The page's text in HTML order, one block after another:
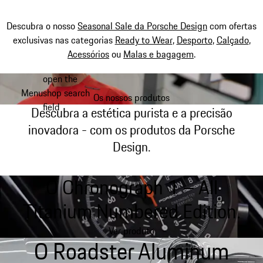
Descubra o nossoSeasonal Sale da Porsche Designcom ofertas
exclusivas nas categorias Ready to Wear, Desporto,Calçado,
Acessóriosou Malas e bagagem.
conteúdo
principal
Menu
open the
shop search
field
My shopping bag, 0
Os nossos produtos
Descubra a estética purista e a precisão
inovadora - com os produtos da Porsche
Design.
O Chronograph 1 – All
Titanium Numbered Edition.
Ver produto
O Roadster Aluminum